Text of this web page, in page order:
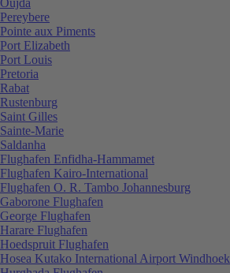
Pereybere
Pointe aux Piments
Port Elizabeth
Port Louis
Pretoria
Rabat
Rustenburg
Saint Gilles
Sainte-Marie
Saldanha
Flughafen Enfidha-Hammamet
Flughafen Kairo-International
Flughafen O. R. Tambo Johannesburg
Gaborone Flughafen
George Flughafen
Harare Flughafen
Hoedspruit Flughafen
Hosea Kutako International Airport Windhoek